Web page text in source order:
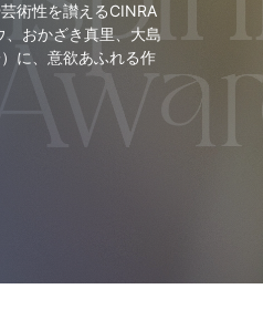
術性を讃えるCINRA
おかざき真里、大島
に、意欲あふれる作